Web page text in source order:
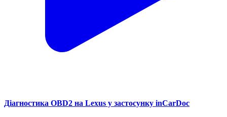
Діагностика OBD2 на Lexus у застосунку inCarDoc